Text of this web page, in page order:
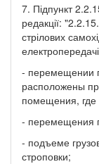
7. Підпункт
редакції:
стрілових
- перемещении
расположены
помещения,
- перемещения
- подъеме
строповки;